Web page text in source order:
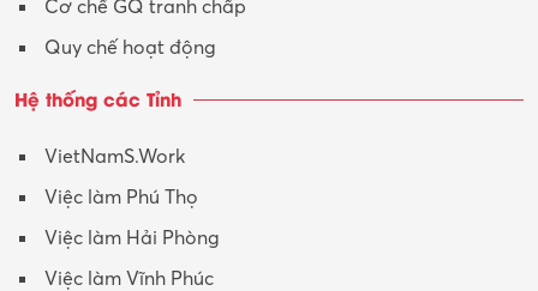
Cơ chế GQ tranh chấp
Quy chế hoạt động
Hệ thống các Tỉnh
VietNamS.Work
Việc làm Phú Thọ
Việc làm Hải Phòng
Việc làm Vĩnh Phúc